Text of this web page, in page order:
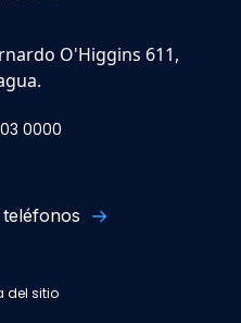
O'Higgins 611,
0000
del sitio